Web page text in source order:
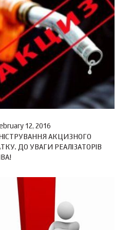
12, 2016
АКЦИЗНОГО
ДО УВАГИ РЕАЛІЗАТОРІВ